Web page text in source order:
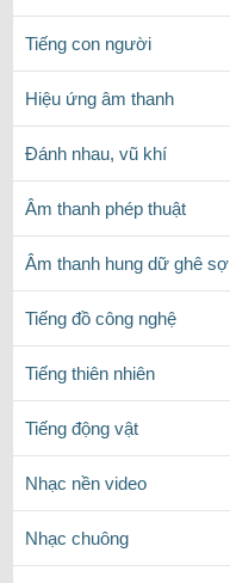
Tiếng con người
Hiệu ứng âm thanh
Đánh nhau, vũ khí
Âm thanh phép thuật
Âm thanh hung dữ ghê sợ
Tiếng đồ công nghệ
Tiếng thiên nhiên
Tiếng động vật
Nhạc nền video
Nhạc chuông